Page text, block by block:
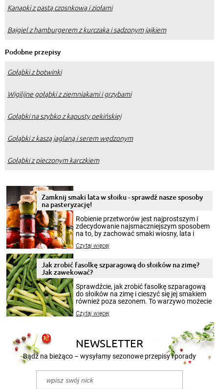
Kanapki z pastą czosnkową i ziołami
Bajgiel z hamburgerem z kurczaka i sadzonym jajkiem
Podobne przepisy
Gołąbki z botwinki
Wigilijne gołąbki z ziemniakami i grzybami
Gołąbki na szybko z kapusty pekińskiej
Gołąbki z kaszą jaglaną i serem wędzonym
Gołąbki z pieczonym karczkiem
Zamknij smaki lata w słoiku - sprawdź nasze sposoby
na pasteryzację!
Robienie przetworów jest najprostszym i
zdecydowanie najsmaczniejszym sposobem
na to, by zachować smaki wiosny, lata i
krajobrazów, by cieszyć nimi oko w sezonie
pełni poczuć atmosferę cieplejszych
miesięcy. Przygotowanie słoików ze
patenty, które pozwolą zachować świeżość
przetworów.
Czytaj więcej
Jak zrobić fasolkę szparagową do słoików na zimę?
Jak zawekować?
Sprawdźcie, jak zrobić fasolkę szparagową
do słoików na zimę i cieszyć się jej smakiem
również poza sezonem. To warzywo możecie
nasze propozycje!
Czytaj więcej
NEWSLETTER
Bądź na bieżąco – wysyłamy sezonowe przepisy i porady